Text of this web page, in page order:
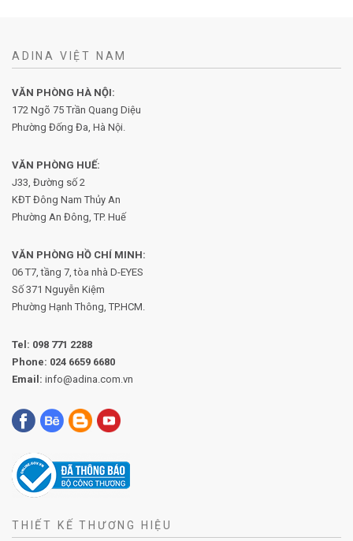
ADINA VIỆT NAM
VĂN PHÒNG HÀ NỘI:
172 Ngõ 75 Trần Quang Diệu
Phường Đống Đa, Hà Nội.
VĂN PHÒNG HUẾ:
J33, Đường số 2
KĐT Đông Nam Thủy An
Phường An Đông, TP. Huế
VĂN PHÒNG HỒ CHÍ MINH:
06 T7, tầng 7, tòa nhà D-EYES
Số 371 Nguyễn Kiệm
Phường Hạnh Thông, TP.HCM.
Tel: 098 771 2288
Phone: 024 6659 6680
Email: info@adina.com.vn
THIẾT KẾ THƯƠNG HIỆU